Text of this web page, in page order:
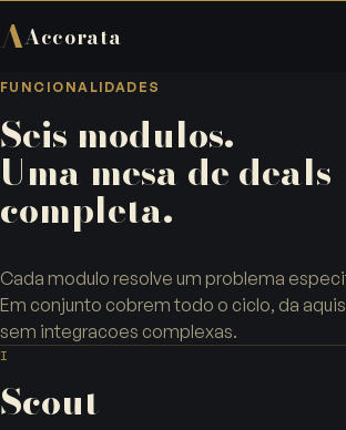
AAccorata
FUNCIONALIDADES
Seis modulos.
Uma mesa de deals
completa.
Cada modulo resolve um problema
Em conjunto cobrem todo o ciclo, da
sem integracoes complexas.
I
Scout